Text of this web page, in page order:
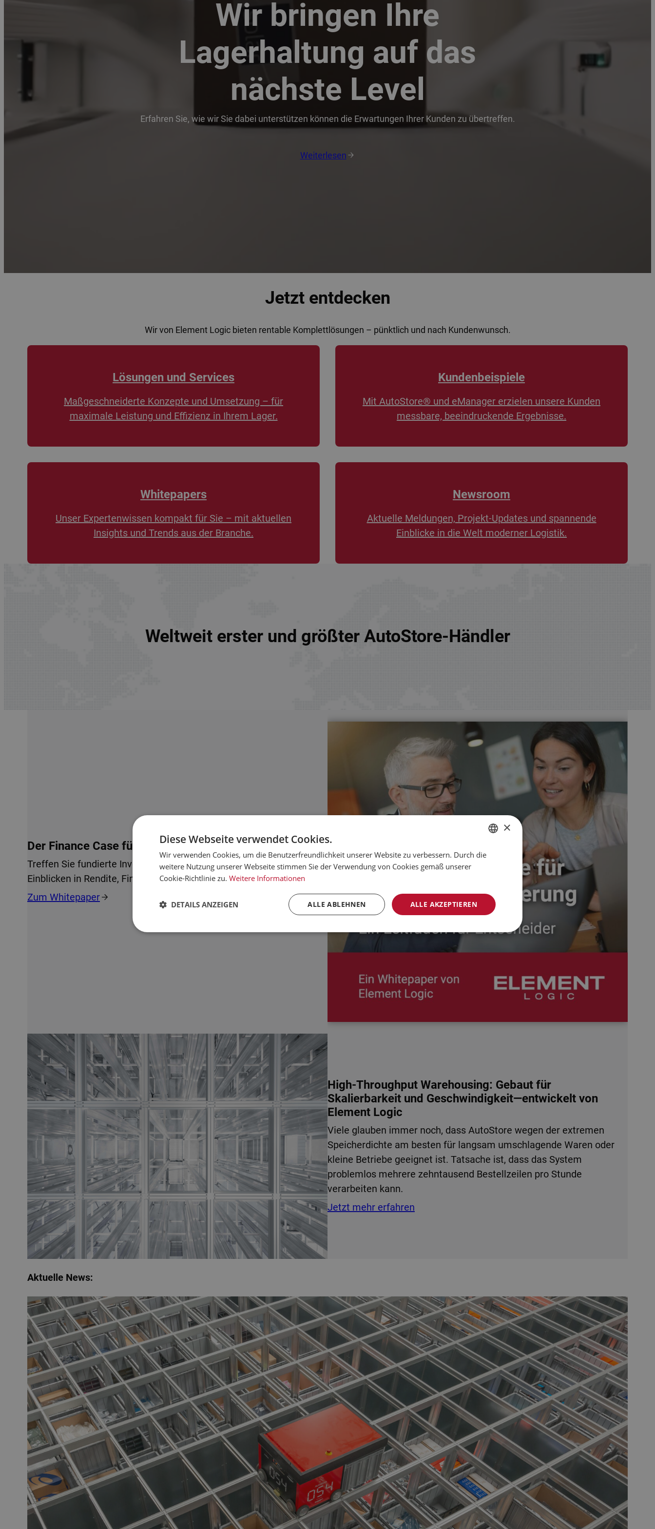
Wir bringen Ihre
Lagerhaltung auf das
nächste Level
Erfahren Sie, wie wir Sie dabei unterstützen können die Erwartungen Ihrer Kunden zu übertreffen.
Weiterlesen
Jetzt entdecken
Wir von Element Logic bieten rentable Komplettlösungen – pünktlich und nach Kundenwunsch.
Lösungen und Services
Maßgeschneiderte Konzepte und Umsetzung – für
maximale Leistung und Effizienz in Ihrem Lager.
Kundenbeispiele
Mit AutoStore® und eManager erzielen unsere Kunden
messbare, beeindruckende Ergebnisse.
Whitepapers
Unser Expertenwissen kompakt für Sie – mit aktuellen
Insights und Trends aus der Branche.
Newsroom
Aktuelle Meldungen, Projekt-Updates und spannende
Einblicke in die Welt moderner Logistik.
Weltweit erster und größter AutoStore-Händler
Der Finance Case für Lagerautomatisierung
Treffen Sie fundierte Investitionsentscheidungen – mit klaren
Einblicken in Rendite, Finanzierung und Risiken.
Zum Whitepaper
High-Throughput Warehousing: Gebaut für
Skalierbarkeit und Geschwindigkeit—entwickelt von
Element Logic
Viele glauben immer noch, dass AutoStore wegen der extremen
Speicherdichte am besten für langsam umschlagende Waren oder
kleine Betriebe geeignet ist. Tatsache ist, dass das System
problemlos mehrere zehntausend Bestellzeilen pro Stunde
verarbeiten kann.
Jetzt mehr erfahren
Aktuelle News:
ENGLISH
GERMAN
DANISH
×
Diese Webseite verwendet Cookies.
Wir verwenden Cookies, um die Benutzerfreundlichkeit unserer Website zu verbessern. Durch die
weitere Nutzung unserer Webseite stimmen Sie der Verwendung von Cookies gemäß unserer
Cookie-Richtlinie zu. Weitere Informationen
ALLE AKZEPTIEREN
ALLE ABLEHNEN
DETAILS ANZEIGEN